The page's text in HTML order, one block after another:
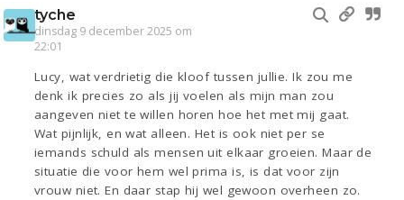
tyche
dinsdag 9 december 2025 om
22:01
Lucy, wat verdrietig die kloof tussen jullie. Ik zou me
denk ik precies zo als jij voelen als mijn man zou
aangeven niet te willen horen hoe het met mij gaat.
Wat pijnlijk, en wat alleen. Het is ook niet per se
iemands schuld als mensen uit elkaar groeien. Maar de
situatie die voor hem wel prima is, is dat voor zijn
vrouw niet. En daar stap hij wel gewoon overheen zo.